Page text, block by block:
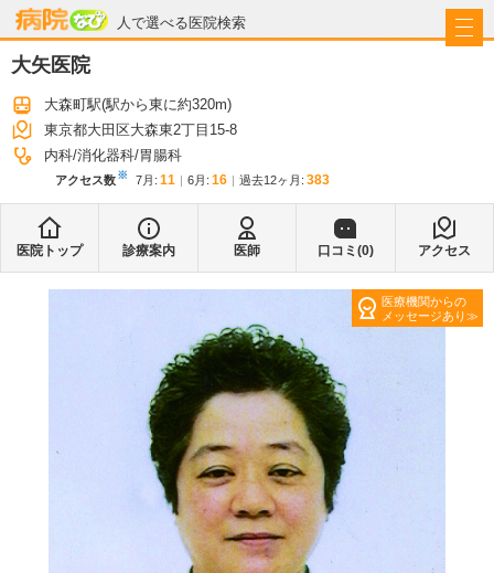
人で選べる医院検索
病院なび
大矢医院
大森町駅(駅から東に約320m)
東京都大田区大森東2丁目15-8
内科 消化器科 胃腸科
アクセス数※ 7月 : 11 6月 : 16 過去12ヶ月: 383
医院トップ 診療案内 医師 口コミ(0) アクセス
医療機関からの
メッセージあり